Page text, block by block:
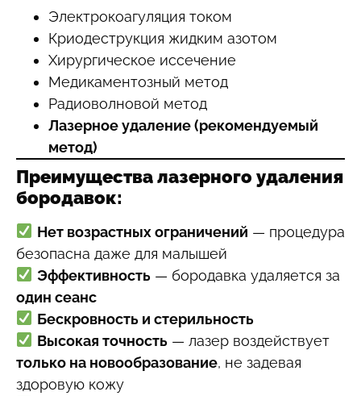
Электрокоагуляция током
Криодеструкция жидким азотом
Хирургическое иссечение
Медикаментозный метод
Радиоволновой метод
Лазерное удаление (рекомендуемый
метод)
Преимущества лазерного удаления
бородавок:
Нет возрастных ограничений — процедура
безопасна даже для малышей
Эффективность— бородавка удаляется за
один сеанс
Бескровность и стерильность
Высокая точность— лазер воздействует
только на новообразование, не задевая
здоровую кожу